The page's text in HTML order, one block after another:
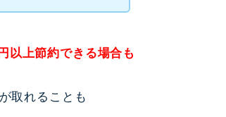
以上節約できる場合も
取れることも